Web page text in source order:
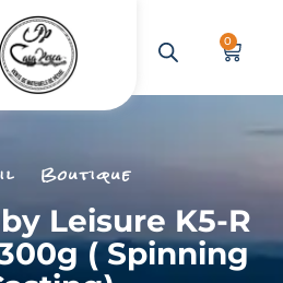
0
Boutique
Leisure K5-R
( Spinning